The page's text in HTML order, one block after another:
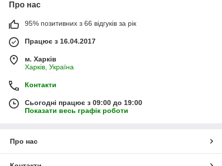
Про нас
95% позитивних з 66 відгуків за рік
Працює з 16.04.2017
м. Харків
Харків, Україна
Контакти
Сьогодні працює з 09:00 до 19:00
Показати весь графік роботи
Про нас